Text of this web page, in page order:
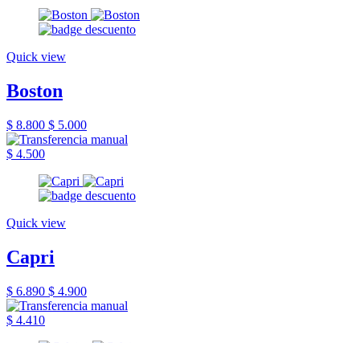
Quick view
Boston
$ 8.800 $ 5.000
$ 4.500
Quick view
Capri
$ 6.890 $ 4.900
$ 4.410